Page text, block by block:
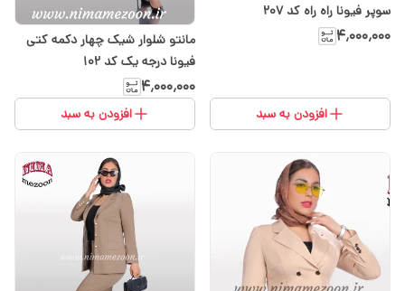
سوپر فیونا راه راه کد ۲۰۷
۴٬۰۰۰٬۰۰۰
افزودن به سبد
مانتو شلوار شیک چهار دکمه کتی
فیونا درجه یک کد 102
۴٬۰۰۰٬۰۰۰
افزودن به سبد